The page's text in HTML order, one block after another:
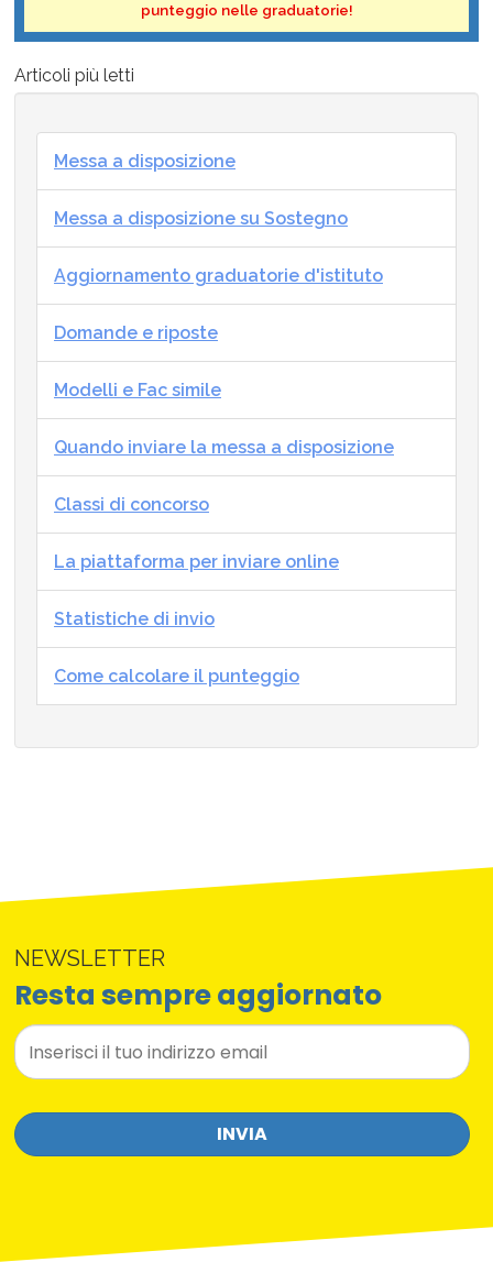
punteggio nelle graduatorie!
Articoli più letti
Messa a disposizione
Messa a disposizione su Sostegno
Aggiornamento graduatorie d'istituto
Domande e riposte
Modelli e Fac simile
Quando inviare la messa a disposizione
Classi di concorso
La piattaforma per inviare online
Statistiche di invio
Come calcolare il punteggio
NEWSLETTER
Resta sempre aggiornato